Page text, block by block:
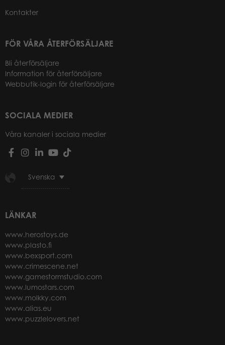
Kontakter
FÖR VÅRA ÅTERFÖRSÄLJARE
Bli återförsäljare
Information för återförsäljare
Webbutik-login för återförsäljare
SOCIALA MEDIER
Våra kanaler i sociala medier
Svenska
LÄNKAR
www.herostoys.de
www.plasto.fi
www.bexsport.com
www.crimescene.net
www.gamestormstudio.com
www.lumostars.com
www.molkky.com
www.alias.eu
www.puzzlelovers.net